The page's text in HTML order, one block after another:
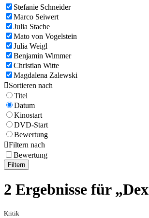
Stefanie Schneider
Marco Seiwert
Julia Stache
Mato von Vogelstein
Julia Weigl
Benjamin Wimmer
Christian Witte
Magdalena Zalewski
Sortieren nach
Titel
Datum
Kinostart
DVD-Start
Bewertung
Filtern nach
Bewertung
Filtern
2 Ergebnisse für
Kritik